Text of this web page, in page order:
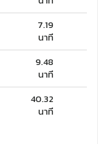
7.19
นาที
9.48
นาที
40.32
นาที